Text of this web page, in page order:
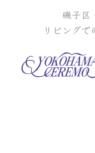
磯子区
リビング